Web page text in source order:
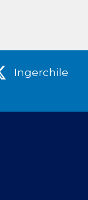
Ingerchile